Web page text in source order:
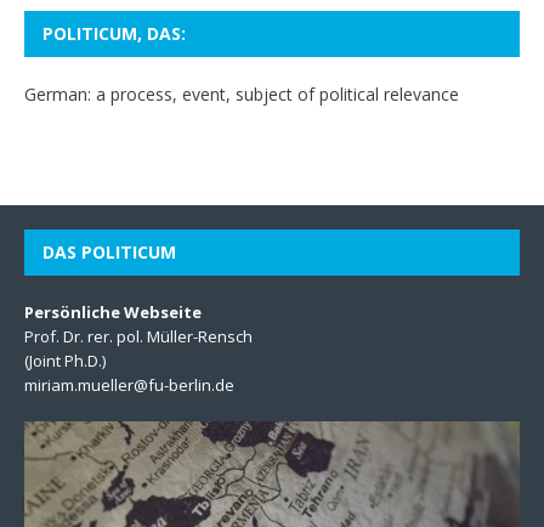
POLITICUM, DAS:
German: a process, event, subject of political relevance
DAS POLITICUM
Persönliche Webseite
Prof. Dr. rer. pol. Müller-Rensch
(Joint Ph.D.)
miriam.mueller@fu-berlin.de